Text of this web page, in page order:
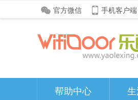
官方微信 手机客户端
帮助中心